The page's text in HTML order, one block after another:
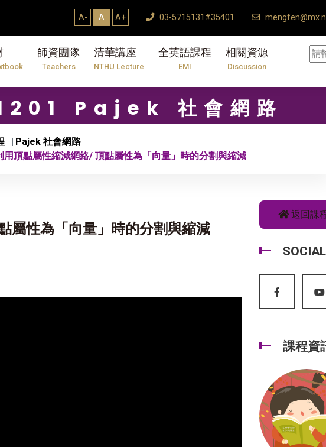
A- A A+ 03-5715131#35401
師資團隊
Teachers
清華講座
NTHU Lecture
全英語課程
EMI
相關資源
Discussion
Pajek 社會網路
Pajek 社會網路
用頂點屬性縮減網絡/ 頂點屬性為「向量」時的分割與縮減
屬性為「向量」時的分割與縮減
返回課
課程資